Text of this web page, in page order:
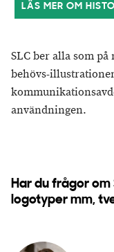
LÄS MER OM
SLC ber alla som
behövs-
användningen.
Har du frågor om
logotyper mm,